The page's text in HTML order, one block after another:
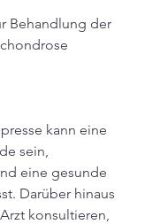
Behandlung der
kann eine
sein,
eine gesunde
Darüber hinaus
konsultieren,